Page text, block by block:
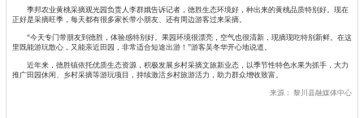
季邦农业黄桃采摘观光园负责人李群娥告诉记者，德胜生态环境好，种出来的黄桃品质特别好。现在
正好是采摘旺季，每天都有很多家长带小朋友、还有周边游客过来采摘。
“今天专门带朋友到德胜，体验感特别好。果园环境很漂亮，空气也很清新，现摘现吃特别新鲜。在这
里既能游玩散心，又能亲近田园，非常适合短途出游！”游客吴冬华开心地说道。
近年来，德胜镇依托优质生态资源，积极发展乡村采摘文旅新业态，以季节性特色水果为抓手，大力
推广田园休闲、乡村采摘等游玩项目，持续激活乡村旅游活力，助力群众增收致富。
来源： 黎川县融媒体中心